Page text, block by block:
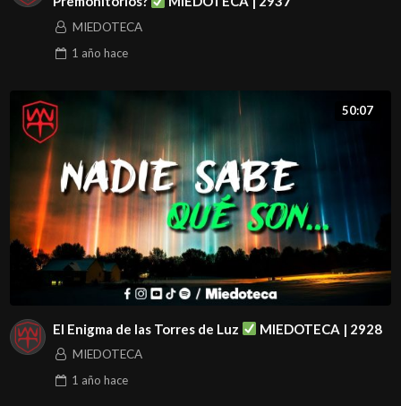
MIEDOTECA
1 año hace
50:07
El Enigma de las Torres de Luz MIEDOTECA | 2928
MIEDOTECA
1 año hace